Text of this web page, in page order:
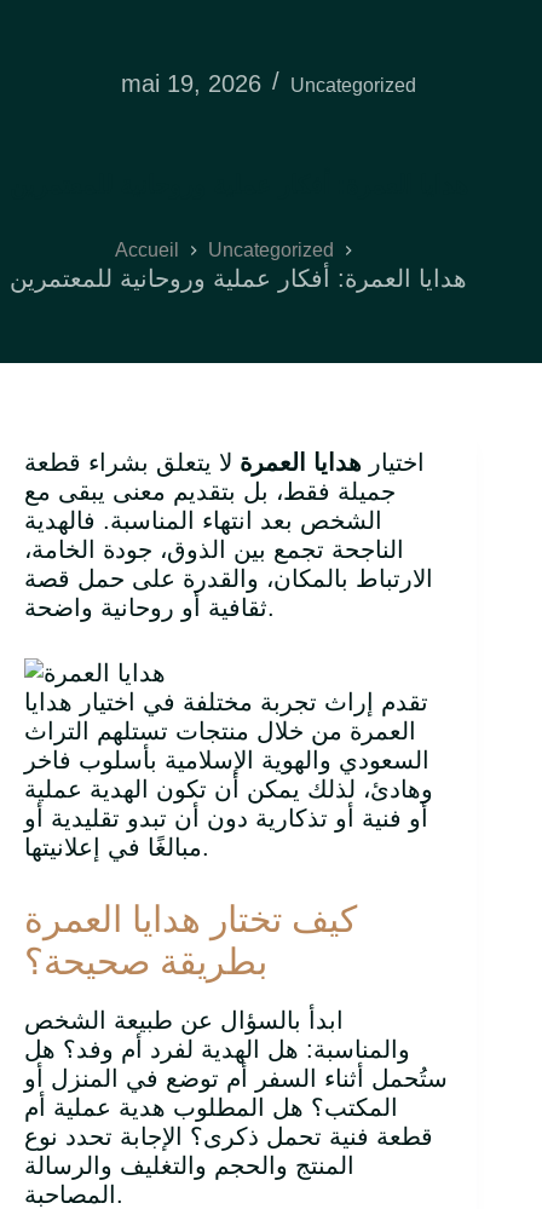
mai 19, 2026 Uncategorized
Accueil Uncategorized
هدايا العمرة: أفكار عملية وروحانية للمعتمرين
اختيار هدايا العمرة لا يتعلق بشراء قطعة
جميلة فقط، بل بتقديم معنى يبقى مع
الشخص بعد انتهاء المناسبة. فالهدية
الناجحة تجمع بين الذوق، جودة الخامة،
الارتباط بالمكان، والقدرة على حمل قصة
ثقافية أو روحانية واضحة.
تقدم إراث تجربة مختلفة في اختيار هدايا
العمرة من خلال منتجات تستلهم التراث
السعودي والهوية الإسلامية بأسلوب فاخر
وهادئ، لذلك يمكن أن تكون الهدية عملية
أو فنية أو تذكارية دون أن تبدو تقليدية أو
مبالغًا في إعلانيتها.
كيف تختار هدايا العمرة
بطريقة صحيحة؟
ابدأ بالسؤال عن طبيعة الشخص
والمناسبة: هل الهدية لفرد أم وفد؟ هل
ستُحمل أثناء السفر أم توضع في المنزل أو
المكتب؟ هل المطلوب هدية عملية أم
قطعة فنية تحمل ذكرى؟ الإجابة تحدد نوع
المنتج والحجم والتغليف والرسالة
المصاحبة.